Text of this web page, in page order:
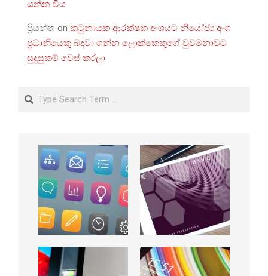
යන්න විය
ප්‍රියන්ත on කටුනායක ආරක්ෂක අංශයට නියෝජ්‍ය අංශ
ප්‍රධානියෙකු බදවා ගන්න ලොක්කෙකුගේ වුවමනාවට
සුදුසුකම් වෙස් කරලා
Search